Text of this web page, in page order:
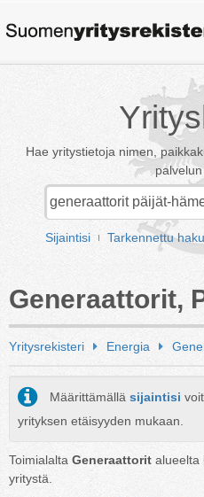
Yritys
Hae yritystietoja nimen,
Sijaintisi Tarkennettu haku
Generaattorit,
Yritysrekisteri Energia
Määrittämällä sijaintisi
yrityksen etäisyyden mukaan.
Toimialalta Generaattorit alueelta
yritystä.